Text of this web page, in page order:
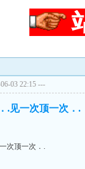
03 22:15 ---
.见一次顶一次．.
次顶一次．.